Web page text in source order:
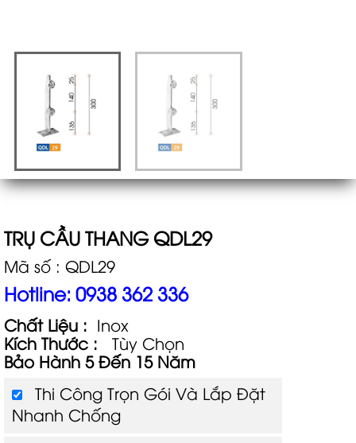
TRỤ CẦU THANG QDL29
Mã số : QDL29
Hotline: 0938 362 336
Chất Liệu : Inox
Kích Thước : Tùy Chọn
Bảo Hành 5 Đến 15 Năm
Thi Công Trọn Gói Và Lắp Đặt
Nhanh Chống